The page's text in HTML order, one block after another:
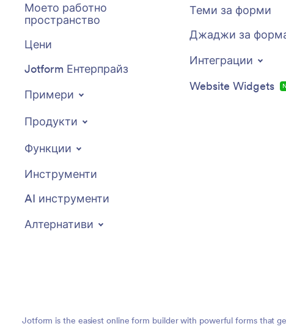
Моето работно
пространство
Цени
Jotform Ентерпрайз
Примери
Продукти
Функции
Инструменти
AI инструменти
Алтернативи
Теми за форми
Джаджи за
Интеграции
Website Widgets
Jotform is the easiest online form builder with powerful forms that